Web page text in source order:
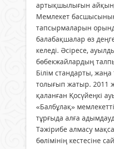
артықшылығын
Мемлекет басшысының
тапсырмаларын
балабақшалар өз
келеді. Әсіресе,
бөбекжайлардың
Білім стандарты,
толығып жатыр. 2011
қаланған Қосүйеңкі
«Балбұлақ»
тұрғыда алға
Тәжірибе алмасу
бөлімінің кестесіне